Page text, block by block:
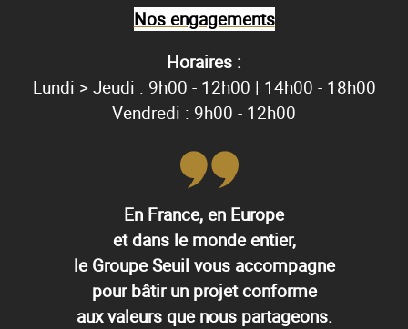
Nos engagements
Horaires :
Lundi > Jeudi : 9h00 - 12h00 | 14h00 - 18h00
Vendredi : 9h00 - 12h00
En France, en Europe
et dans le monde entier,
le Groupe Seuil vous accompagne
pour bâtir un projet conforme
aux valeurs que nous partageons.